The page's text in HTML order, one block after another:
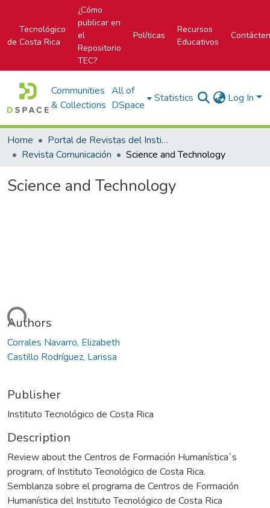
Tecnológico
de Costa Rica
¿Cómo
publicar en
el
Repositorio
TEC?
Políticas
Recursos
Educativos
Communities
& Collections
All of
DSpace
Statistics Log In
Home
Portal de Revistas del Instituto Tecnológico de Costa Rica
Revista Comunicación
Science and Technology
Science and Technology
Loading...
Authors
Corrales Navarro, Elizabeth
Castillo Rodríguez, Larissa
Publisher
Instituto Tecnológico de Costa Rica
Description
Review about the Centros de Formación Humanística´s
program, of Instituto Tecnológico de Costa Rica.
Semblanza sobre el programa de Centros de Formación
Humanística del Instituto Tecnológico de Costa Rica